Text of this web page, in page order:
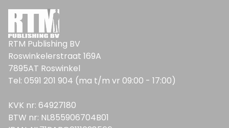
RTM Publishing BV
Roswinkelerstraat 169A
7895AT Roswinkel
Tel: 0591 201 904 (ma t/m vr 09:00 - 17:00)
KVK nr: 64927180
BTW nr: NL855906704B01